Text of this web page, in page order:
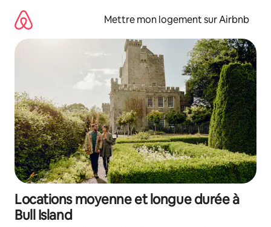
directement
contenu
Mettre mon logement sur Airbnb
Locations moyenne et longue durée à
Bull Island